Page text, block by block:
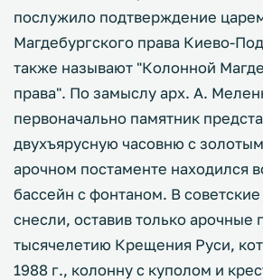
послужило подтверждение
Магдебургского права Киево-
также называют "Колонной
права". По замыслу арх. А.
первоначально памятник
двухъярусную часовню с
арочном постаменте находился
бассейн с фонтаном. В
снесли, оставив только арочные
тысячелетию Крещения Руси,
1988 г., колонну с куполом и